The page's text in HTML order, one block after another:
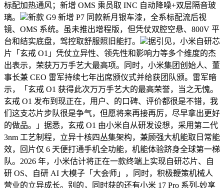
标配加热通风；新增 OMS 乘员取 INC 自动降噪+双层隔音玻
璃。
新款 G9 新增 P7 同款新月银车漆，全系标配流后视
镜、OMS 系统。虽未推出增程版，但凭仗双腔空悬、800V 平
台和结实底盘，驾控取舒服照旧能打。
据引见，小米自研芯
片「玄戒 O1」凭仗立异性、领先性和影响力等多个维度的杰
出表示，荣获万万手艺大最高项。同时，小米集团创始人、董
事长兼 CEO 雷军持续七年出席颁仪式并给获团队颁。雷军暗
示，「玄戒 O1 获得此次万万手艺大的最高荣誉，当之无愧。
玄戒 O1 发布到现正在，用户、的口碑、评价都很是不错，我
们这支芯片步队很是争气，但愿将来再接再厉，尽早拿出更好
的做品。」据悉，玄戒 O1 由小米自从研发设想，采用第二代
3nm 工艺制程，立异十核四丛集架构，兼顾强大机能取日常能
效，回片仅 6 天便打通手机全功能，机能体验跻身全球第一梯
队。2026 年，小米估计将正在一款终端上实现自研芯片、自
研 OS、自研 AI 大模子「大会师」，同时，积极鞭策机械人
营业的立异成长。别的，同时获的还有小米 17 Pro 系列-妙享